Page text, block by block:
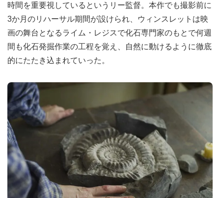
時間を重要視しているというリー監督。本作でも撮影前に
3か月のリハーサル期間が設けられ、ウィンスレットは映
画の舞台となるライム・レジスで化石専門家のもとで何週
間も化石発掘作業の工程を覚え、自然に動けるように徹底
的にたたき込まれていった。